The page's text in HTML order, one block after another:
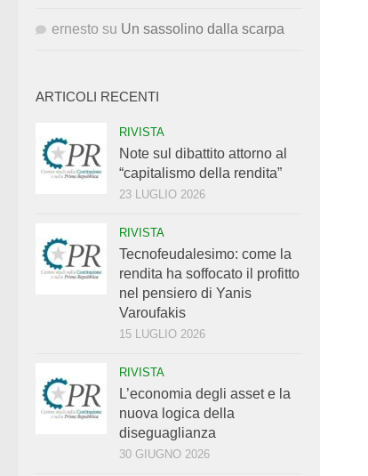
ernesto su Un sassolino dalla scarpa
ARTICOLI RECENTI
RIVISTA
Note sul dibattito attorno al
“capitalismo della rendita”
23 LUGLIO 2026
RIVISTA
Tecnofeudalesimo: come la
rendita ha soffocato il profitto
nel pensiero di Yanis
Varoufakis
15 LUGLIO 2026
RIVISTA
L’economia degli asset e la
nuova logica della
diseguaglianza
30 GIUGNO 2026